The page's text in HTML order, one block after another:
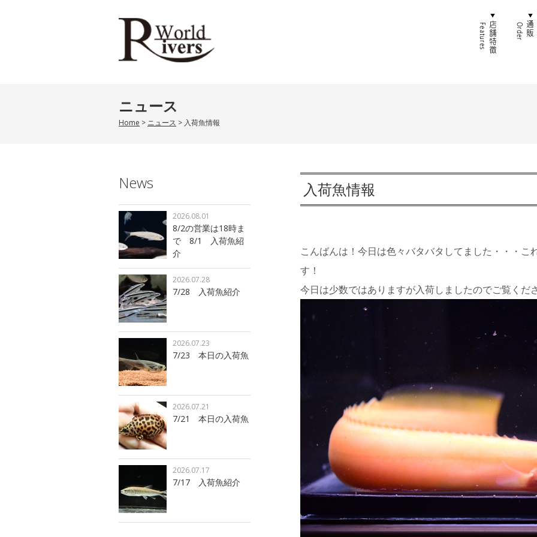
ニュース
Home > ニュース > 入荷魚情報
入荷魚情報
こんばんは！今日は色々バタバタしてました・・・こ
す！
今日は少数ではありますが入荷しましたのでご覧くだ
News
8/2の営業は18時ま
で 8/1 入荷魚紹
介
2026.08.01
7/28 入荷魚紹介
2026.07.28
7/23 本日の入荷魚
2026.07.23
7/21 本日の入荷魚
2026.07.21
7/17 入荷魚紹介
2026.07.17